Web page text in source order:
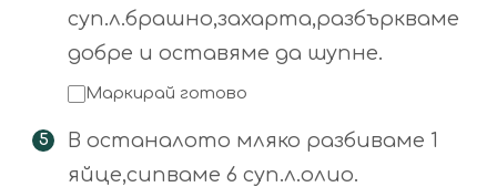
суп.л.брашно,захарта,разбъркваме
добре и оставяме да шупне.
Маркирай готово
В останалото мляко разбиваме 1
яйце,сипваме 6 суп.л.олио.